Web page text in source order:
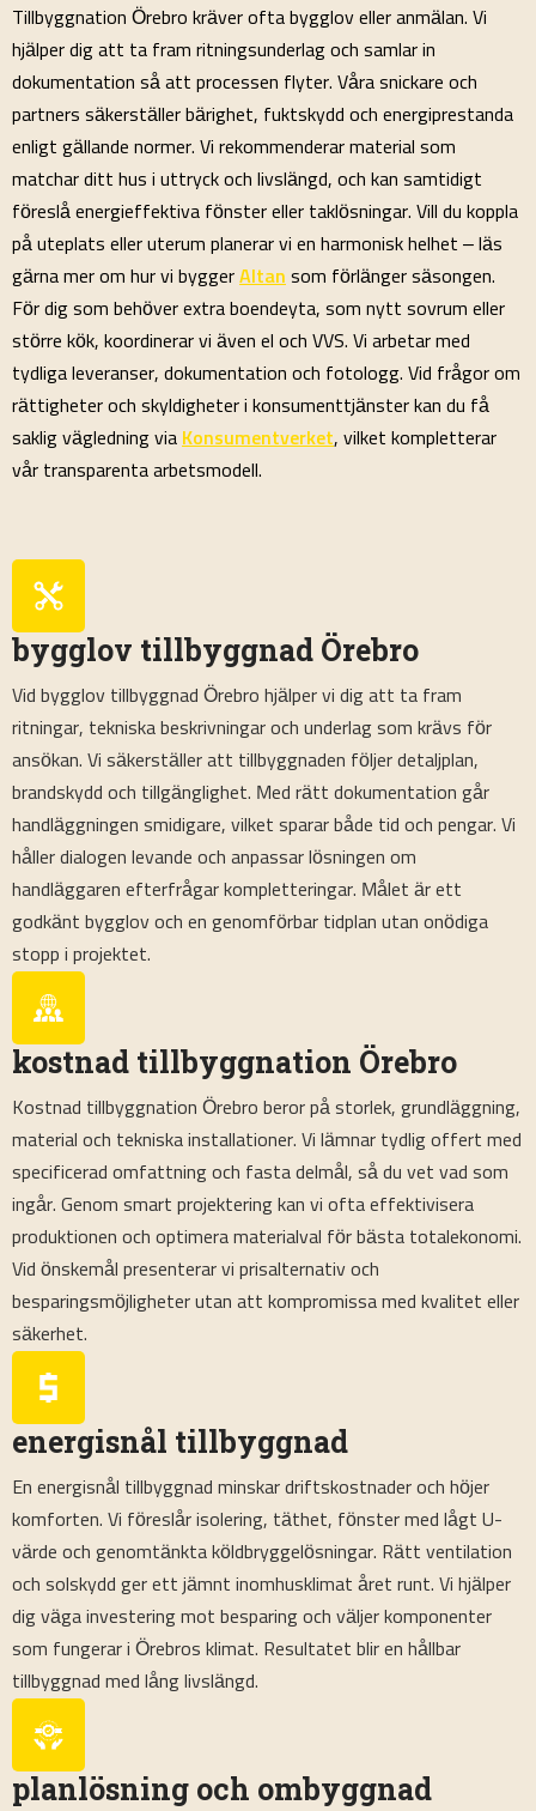
Tillbyggnation Örebro kräver ofta bygglov eller anmälan. Vi
hjälper dig att ta fram ritningsunderlag och samlar in
dokumentation så att processen flyter. Våra snickare och
partners säkerställer bärighet, fuktskydd och energiprestanda
enligt gällande normer. Vi rekommenderar material som
matchar ditt hus i uttryck och livslängd, och kan samtidigt
föreslå energieffektiva fönster eller taklösningar. Vill du koppla
på uteplats eller uterum planerar vi en harmonisk helhet – läs
gärna mer om hur vi bygger Altan som förlänger säsongen.
För dig som behöver extra boendeyta, som nytt sovrum eller
större kök, koordinerar vi även el och VVS. Vi arbetar med
tydliga leveranser, dokumentation och fotologg. Vid frågor om
rättigheter och skyldigheter i konsumenttjänster kan du få
saklig vägledning via Konsumentverket, vilket kompletterar
vår transparenta arbetsmodell.
bygglov tillbyggnad Örebro
Vid bygglov tillbyggnad Örebro hjälper vi dig att ta fram
ritningar, tekniska beskrivningar och underlag som krävs för
ansökan. Vi säkerställer att tillbyggnaden följer detaljplan,
brandskydd och tillgänglighet. Med rätt dokumentation går
handläggningen smidigare, vilket sparar både tid och pengar. Vi
håller dialogen levande och anpassar lösningen om
handläggaren efterfrågar kompletteringar. Målet är ett
godkänt bygglov och en genomförbar tidplan utan onödiga
stopp i projektet.
kostnad tillbyggnation Örebro
Kostnad tillbyggnation Örebro beror på storlek, grundläggning,
material och tekniska installationer. Vi lämnar tydlig offert med
specificerad omfattning och fasta delmål, så du vet vad som
ingår. Genom smart projektering kan vi ofta effektivisera
produktionen och optimera materialval för bästa totalekonomi.
Vid önskemål presenterar vi prisalternativ och
besparingsmöjligheter utan att kompromissa med kvalitet eller
säkerhet.
energisnål tillbyggnad
En energisnål tillbyggnad minskar driftskostnader och höjer
komforten. Vi föreslår isolering, täthet, fönster med lågt U-
värde och genomtänkta köldbryggelösningar. Rätt ventilation
och solskydd ger ett jämnt inomhusklimat året runt. Vi hjälper
dig väga investering mot besparing och väljer komponenter
som fungerar i Örebros klimat. Resultatet blir en hållbar
tillbyggnad med lång livslängd.
planlösning och ombyggnad